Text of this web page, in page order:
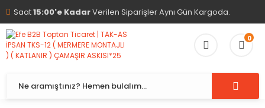
Saat15:00'e KadarVerilen Siparişler Aynı Gün Kargoda.
0